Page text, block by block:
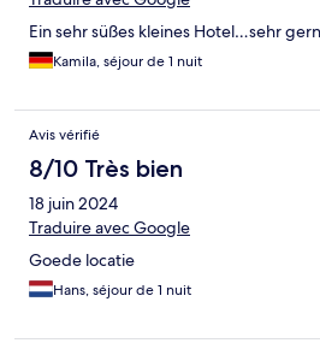
Ein sehr süßes kleines Hotel…sehr
Kamila, séjour de 1 nuit
Avis vérifié
8/10 Très bien
18 juin 2024
Traduire avec Google
Goede locatie
Hans, séjour de 1 nuit